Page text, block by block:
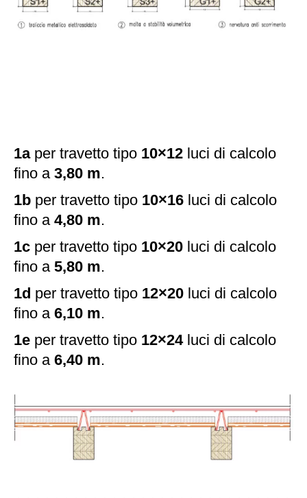
1aper travetto tipo 10×12 luci di calcolo
fino a 3,80 m.
1b per travetto tipo 10×16 luci di calcolo
fino a 4,80 m.
1c per travetto tipo 10×20 luci di calcolo
fino a 5,80 m.
1d per travetto tipo 12×20 luci di calcolo
fino a 6,10 m.
1e per travetto tipo 12×24luci di calcolo
fino a 6,40 m.